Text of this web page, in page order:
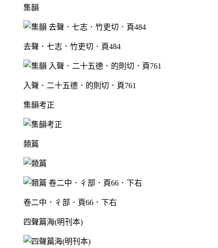
集韻
去聲．七志．竹吏切．頁484
入聲．二十五德．的則切．頁761
集韻考正
類篇
卷二中．彳部．頁66．下右
四聲篇海(明刊本)